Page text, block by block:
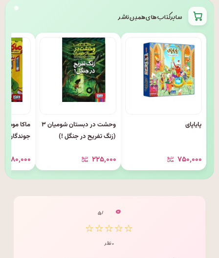
سایر کتاب های همین ناشر
پایاپای
۷۵۰٬۰۰۰
وحشت در دبستان شومیان ۳
(زنگ تفریح در جنگل !)
۲۲۵٬۰۰۰
جوندگان
۳۸۰٬۰۰۰
۰ / ۵
☆☆☆☆☆
۰ نظر